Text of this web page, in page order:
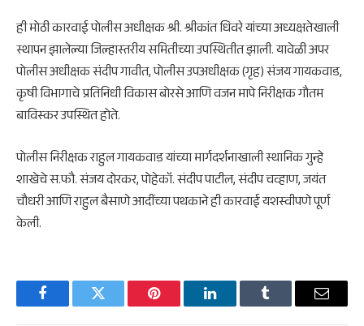
​ही मोठी कारवाई पोलीस अधीक्षक श्री. श्रीकांत धिवरे यांच्या अध्यक्षतेखाली
स्थापन झालेल्या जिल्हास्तरीय समितीच्या उपस्थितीत झाली. यावेळी अपर
पोलीस अधीक्षक संदीप गावीत, पोलीस उपअधीक्षक (गृह) संजय गायकवाड,
कृषी विभागाचे प्रतिनिधी विकास बोरसे आणि वजन मापे निरीक्षक गौतम
बाविस्कर उपस्थित होते.
पोलीस निरीक्षक राहुल गायकवाड यांच्या मार्गदर्शनाखाली स्थानिक गुन्हे
शाखेचे स.फौ. संजय दोरकर, पोहेकॉ. संदीप पाटील, संदीप चव्हाण, जयंत
चौधरी आणि राहुल बैसाणे आदींच्या पथकाने ही कारवाई यशस्वीपणे पूर्ण
केली.
FacebookTwitter Pinterest LinkedInTumblr Email